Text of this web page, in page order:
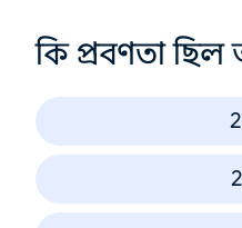
কি প্রবণতা ছিল